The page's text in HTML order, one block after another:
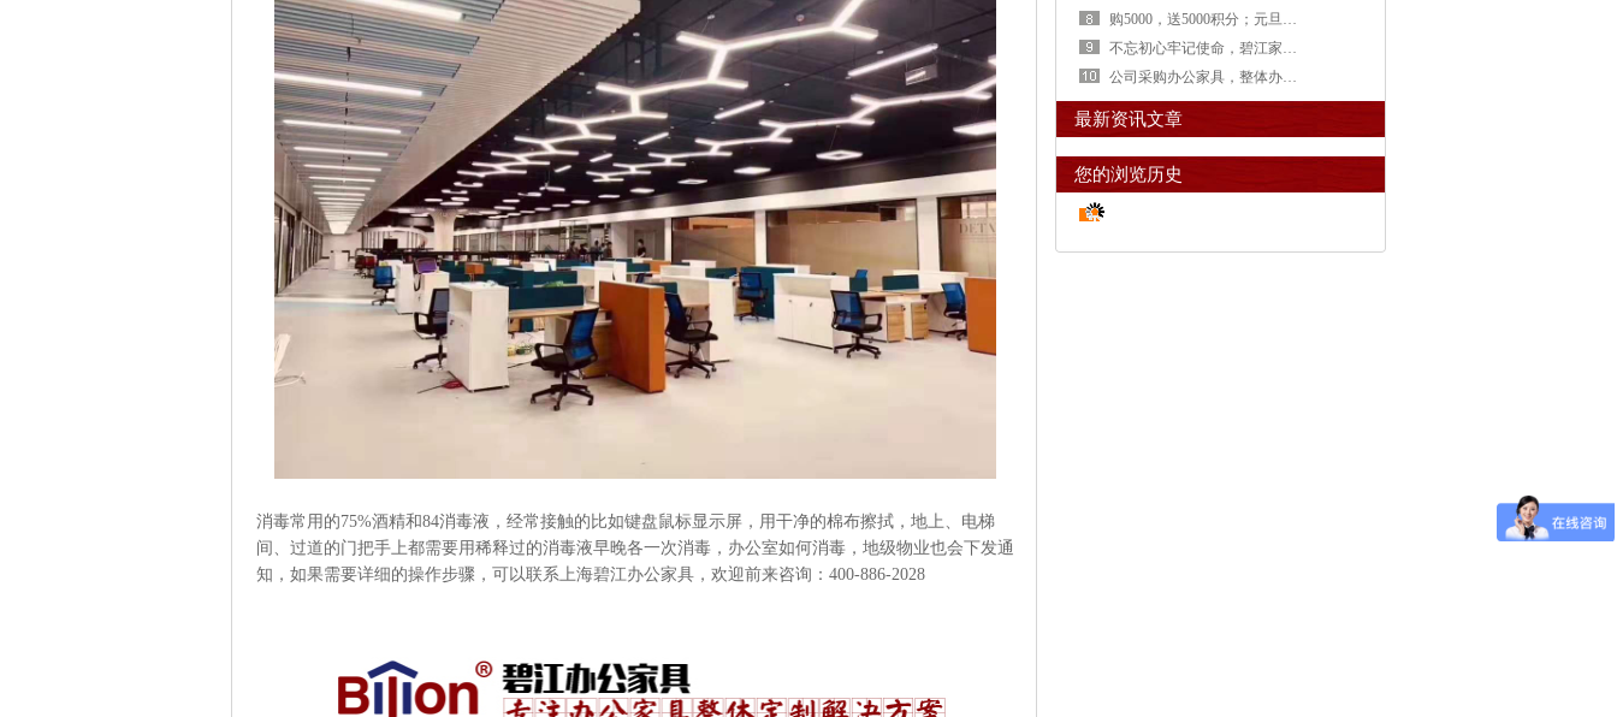
消毒常用的75%酒精和84消毒液，经常接触的比如键盘鼠标显示屏，用干净的棉布擦拭，地上、电梯
间、过道的门把手上都需要用稀释过的消毒液早晚各一次消毒，办公室如何消毒，地级物业也会下发通
知，如果需要详细的操作步骤，可以联系上海碧江办公家具，欢迎前来咨询：400-886-2028
购5000，送5000积分；元旦大福利，积分享三倍【碧江家具】
不忘初心牢记使命，碧江家具组织党员学习【碧江家具】
公司采购办公家具，整体办公配套方案【碧江家具】
最新资讯文章
您的浏览历史